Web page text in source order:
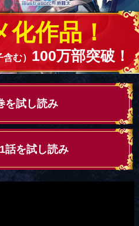
作品！
む） 100万部突破！
を試し読み
話を試し読み